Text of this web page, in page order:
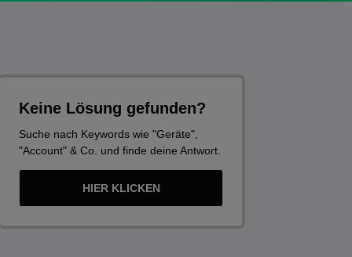
Keine Lösung gefunden?
Suche nach Keywords wie "Geräte",
"Account" & Co. und finde deine Antwort.
HIER KLICKEN